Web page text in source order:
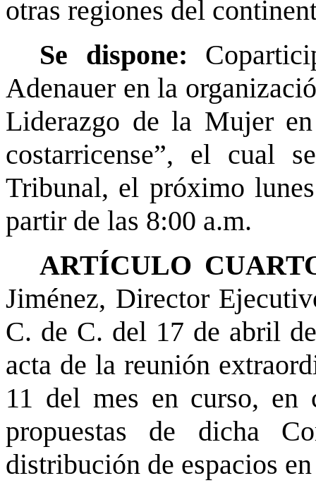
otras regiones del
Se dispone:
Adenauer en la
Liderazgo de la Mujer
costarricense”, el cual
Tribunal, el próximo
partir de las 8:00 a.m.
ARTÍCULO
Jiménez, Director
C. de C. del 17 de abril
acta de la reunión
11 del mes en curso, en
propuestas de dicha
distribución de espacios